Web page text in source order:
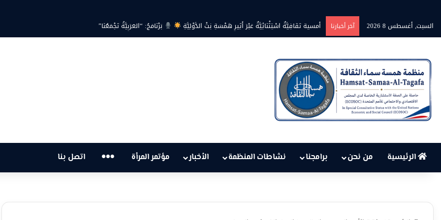
السبت, أغسطس 8 2026
آخر أخبارنا بين حرارة السماء وعجز البنية التحتية… هل أصبحت أزمة الكهرباء في تونس تهدد الحق في الحياة؟
الرئيسية من نحن برامجنا نشاطات المنظمة الأخبار مؤتمر المرأة … اتصل بنا